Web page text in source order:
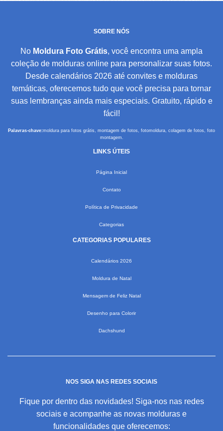
SOBRE NÓS
No Moldura Foto Grátis, você encontra uma ampla
coleção de molduras online para personalizar suas fotos.
Desde calendários 2026 até convites e molduras
temáticas, oferecemos tudo que você precisa para tornar
suas lembranças ainda mais especiais. Gratuito, rápido e
fácil!
Palavras-chave:moldura para fotos grátis, montagem de fotos, fotomoldura, colagem de fotos, foto
montagem.
LINKS ÚTEIS
Página Inicial
Contato
Política de Privacidade
Categorias
CATEGORIAS POPULARES
Calendários 2026
Moldura de Natal
Mensagem de Feliz Natal
Desenho para Colorir
Dachshund
NOS SIGA NAS REDES SOCIAIS
Fique por dentro das novidades! Siga-nos nas redes
sociais e acompanhe as novas molduras e
funcionalidades que oferecemos: